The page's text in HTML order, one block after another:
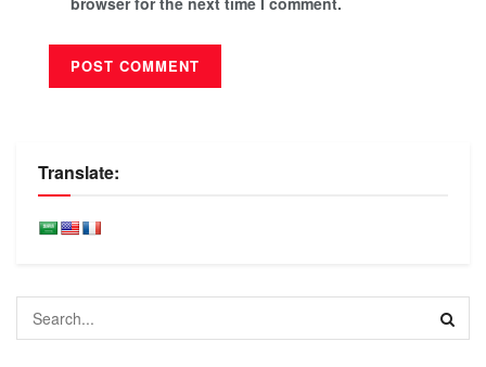
Translate: